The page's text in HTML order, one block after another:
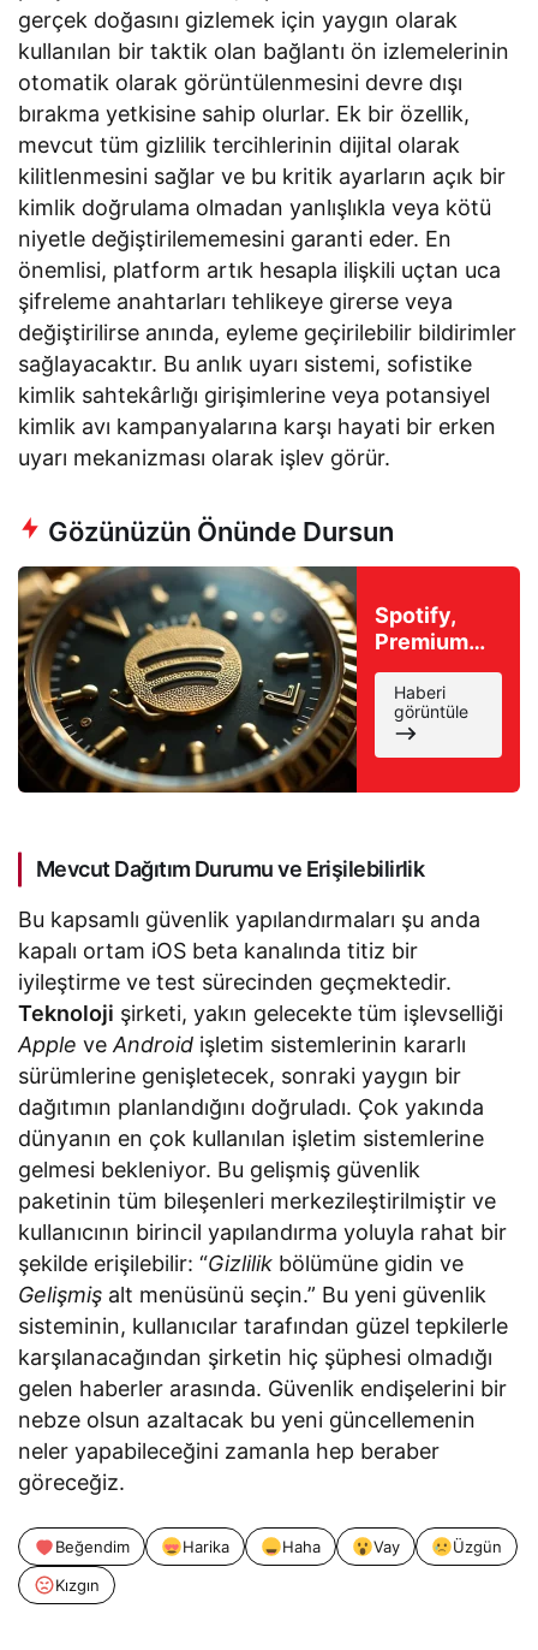
gerçek doğasını gizlemek için yaygın olarak
kullanılan bir taktik olan bağlantı ön izlemelerinin
otomatik olarak görüntülenmesini devre dışı
bırakma yetkisine sahip olurlar. Ek bir özellik,
mevcut tüm gizlilik tercihlerinin dijital olarak
kilitlenmesini sağlar ve bu kritik ayarların açık bir
kimlik doğrulama olmadan yanlışlıkla veya kötü
niyetle değiştirilememesini garanti eder. En
önemlisi, platform artık hesapla ilişkili uçtan uca
şifreleme anahtarları tehlikeye girerse veya
değiştirilirse anında, eyleme geçirilebilir bildirimler
sağlayacaktır. Bu anlık uyarı sistemi, sofistike
kimlik sahtekârlığı girişimlerine veya potansiyel
kimlik avı kampanyalarına karşı hayati bir erken
uyarı mekanizması olarak işlev görür.
Gözünüzün Önünde Dursun
Spotify,
Premium
kullanıcılar
için
‘Uzaktan
Çalma
İndirme’
Haberi
görüntüle
Mevcut Dağıtım Durumu ve Erişilebilirlik
Bu kapsamlı güvenlik yapılandırmaları şu anda
kapalı ortam iOS beta kanalında titiz bir
iyileştirme ve test sürecinden geçmektedir.
Teknoloji şirketi, yakın gelecekte tüm işlevselliği
Apple veAndroid işletim sistemlerinin kararlı
sürümlerine genişletecek, sonraki yaygın bir
dağıtımın planlandığını doğruladı. Çok yakında
dünyanın en çok kullanılan işletim sistemlerine
gelmesi bekleniyor. Bu gelişmiş güvenlik
paketinin tüm bileşenleri merkezileştirilmiştir ve
kullanıcının birincil yapılandırma yoluyla rahat bir
şekilde erişilebilir: “Gizlilik bölümüne gidin ve
Gelişmiş alt menüsünü seçin.” Bu yeni güvenlik
sisteminin, kullanıcılar tarafından güzel tepkilerle
karşılanacağından şirketin hiç şüphesi olmadığı
gelen haberler arasında. Güvenlik endişelerini bir
nebze olsun azaltacak bu yeni güncellemenin
neler yapabileceğini zamanla hep beraber
göreceğiz.
Beğendim Harika Haha Vay
Üzgün
Kızgın